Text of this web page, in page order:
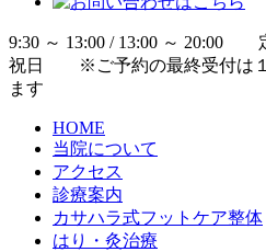
9:30 ～ 13:00 / 13:00 ～ 20:00
祝日 ※ご予約の最終受付は１
ます
HOME
当院について
アクセス
診療案内
カサハラ式フットケア整体
はり・灸治療